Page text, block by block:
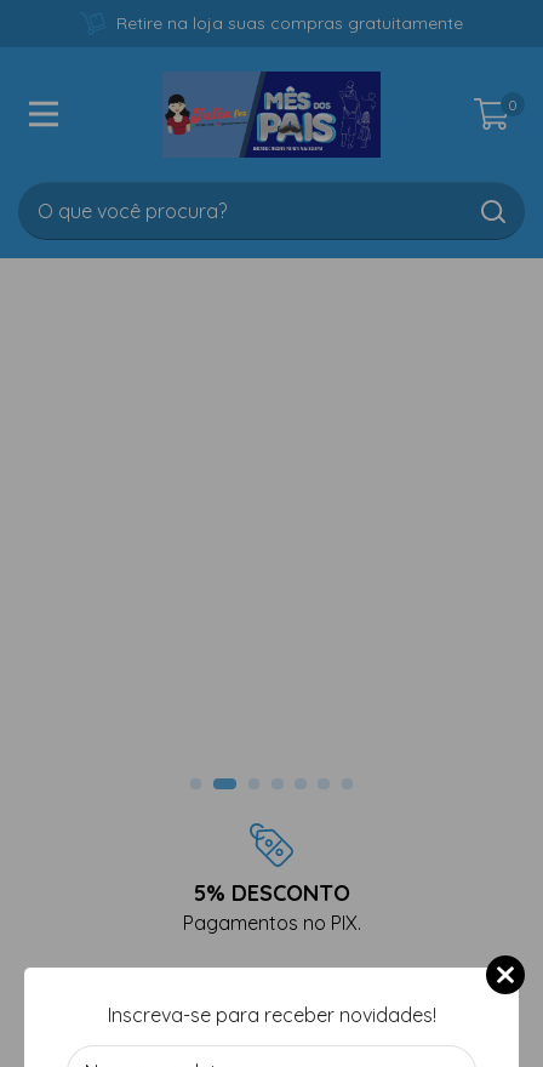
Retire na loja suas compras gratuitamente
0
5% DESCONTO
Pagamentos no PIX.
Mais vendidos na loja ❤️
Inscreva-se para receber novidades!